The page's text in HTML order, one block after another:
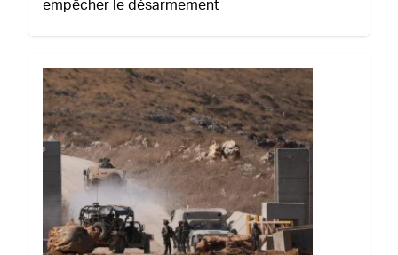
empêcher le désarmement